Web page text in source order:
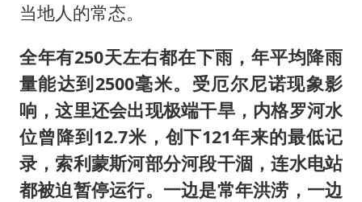
当地人的常态。
全年有250天左右都在下雨，年平均降雨
量能达到2500毫米。受厄尔尼诺现象影
响，这里还会出现极端干旱，内格罗河水
位曾降到12.7米，创下121年来的最低记
录，索利蒙斯河部分河段干涸，连水电站
都被迫暂停运行。一边是常年洪涝，一边